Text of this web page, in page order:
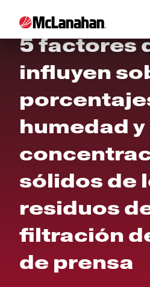
5 factores
influyen
humedad y
sólidos de
residuos
filtración
de prensa